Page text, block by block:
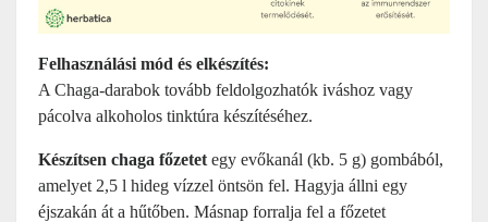
Felhasználási mód és elkészítés:
A Chaga-darabok tovább feldolgozhatók iváshoz vagy
pácolva alkoholos tinktúra készítéséhez.
Készítsen chaga főzetet egy evőkanál (kb. 5 g) gombából,
amelyet 2,5 l hideg vízzel öntsön fel. Hagyja állni egy
éjszakán át a hűtőben. Másnap forralja fel a főzetet